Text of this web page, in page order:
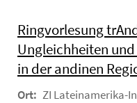
Ringvorlesung
Ungleichheiten
in der andinen
Ort: ZI Lateinamerika-